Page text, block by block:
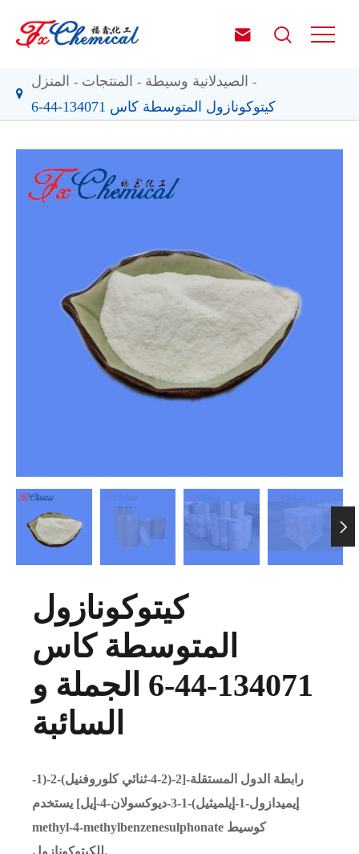
 
المنزل المنتجات
الصيدلانية وسيطة
كيتوكونازول المتوسطة كاس 134071-44-6

كيتوكونازول
المتوسطة كاس
134071-44-6 الجملة و
السائبة
رابطة الدول المستقلة-[2-(2-4-ثنائي كلوروفنيل)-2-(1-
إيميدازول-1-إيلميثيل)-1-3-ديوكسولان-4-إيل] يستخدم
methyl-4-methylbenzenesulphonate كوسيط
للكيتوكونازول.